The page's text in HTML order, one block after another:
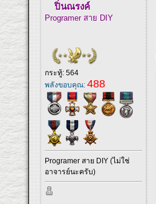
ปิ่นณรงค์
Programer สาย DIY
กระทู้: 564
พลังขอบคุณ:488
Programer สาย DIY (ไม่ใช่
อาจารย์นะครับ)